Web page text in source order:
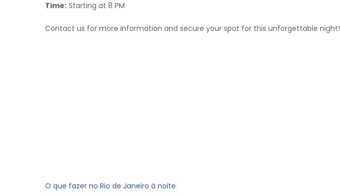
Time: Starting at 8 PM
Contact us for more information and secure your spot for this unforgettable night!
O que fazer no Rio de Janeiro à noite